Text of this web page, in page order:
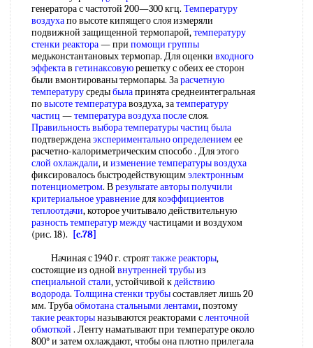
генератора с частотой 200—300 кгц. Температуру
воздухапо высоте кипящего слоя измеряли
подвижной защищенной термопарой,температуру
стенки реактора— при помощи группы
медьконстантановых термопар. Для оценки входного
эффектав гетинаксовуюрешетку с обеих ее сторон
были вмонтированы термопары. Зарасчетную
температурусредыбылапринята среднеинтегральная
повысоте температуравоздуха, затемпературу
частиц —температура воздуха послеслоя.
Правильность выборатемпературы частиц была
подтвержденаэкспериментально определениемее
расчетно-калориметрическим способо . Для этого
слой охлаждали, и изменение температуры воздуха
фиксировалось быстродействующимэлектронным
потенциометром. Врезультате авторы получили
критериальное уравнениедлякоэффициентов
теплоотдачи, которое учитывало действительную
разность температур междучастицами и воздухом
(рис. 18).
[c.78]
Начиная с 1940 г. строяттакже реакторы,
состоящие из одной внутренней трубыиз
специальной стали, устойчивой кдействию
водорода. Толщина стенки трубысоставляет лишь 20
мм. Трубаобмотана стальными лентами, поэтому
такие реакторыназываются реакторами сленточной
обмоткой . Ленту наматывают при температуре около
800° и затем охлаждают, чтобы она плотно прилегала